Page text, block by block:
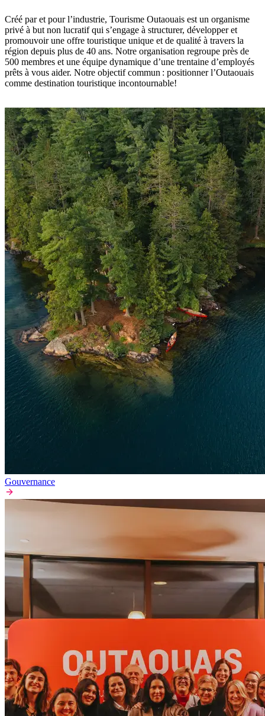
Créé par et pour l’industrie, Tourisme Outaouais est un organisme
privé à but non lucratif qui s’engage à structurer, développer et
promouvoir une offre touristique unique et de qualité à travers la
région depuis plus de 40 ans. Notre organisation regroupe près de
500 membres et une équipe dynamique d’une trentaine d’employés
prêts à vous aider. Notre objectif commun : positionner l’Outaouais
comme destination touristique incontournable!
Gouvernance